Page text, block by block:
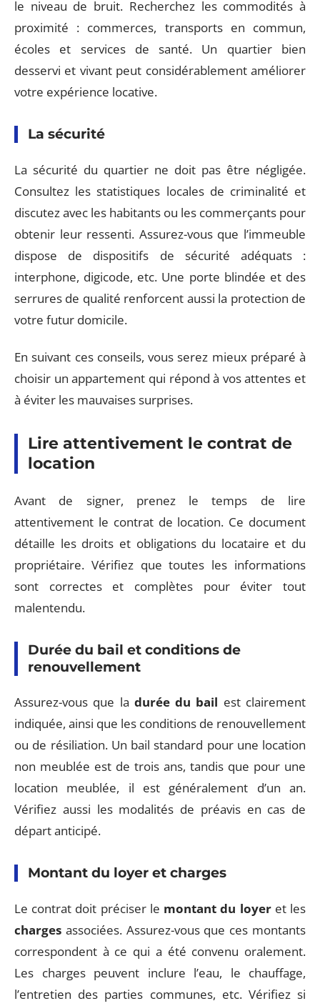
le niveau de bruit. Recherchez les commodités à
proximité : commerces, transports en commun,
écoles et services de santé. Un quartier bien
desservi et vivant peut considérablement améliorer
votre expérience locative.
La sécurité
La sécurité du quartier ne doit pas être négligée.
Consultez les statistiques locales de criminalité et
discutez avec les habitants ou les commerçants pour
obtenir leur ressenti. Assurez-vous que l’immeuble
dispose de dispositifs de sécurité adéquats :
interphone, digicode, etc. Une porte blindée et des
serrures de qualité renforcent aussi la protection de
votre futur domicile.
En suivant ces conseils, vous serez mieux préparé à
choisir un appartement qui répond à vos attentes et
à éviter les mauvaises surprises.
Lire attentivement le contrat de
location
Avant de signer, prenez le temps de lire
attentivement le contrat de location. Ce document
détaille les droits et obligations du locataire et du
propriétaire. Vérifiez que toutes les informations
sont correctes et complètes pour éviter tout
malentendu.
Durée du bail et conditions de
renouvellement
Assurez-vous que la durée du bail est clairement
indiquée, ainsi que les conditions de renouvellement
ou de résiliation. Un bail standard pour une location
non meublée est de trois ans, tandis que pour une
location meublée, il est généralement d’un an.
Vérifiez aussi les modalités de préavis en cas de
départ anticipé.
Montant du loyer et charges
Le contrat doit préciser le montant du loyeret les
charges associées. Assurez-vous que ces montants
correspondent à ce qui a été convenu oralement.
Les charges peuvent inclure l’eau, le chauffage,
l’entretien des parties communes, etc. Vérifiez si